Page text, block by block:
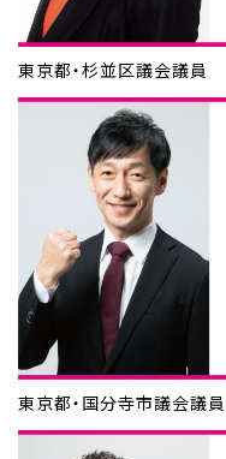
東京都・杉並区議会議員
東京都・国分寺市議会議員